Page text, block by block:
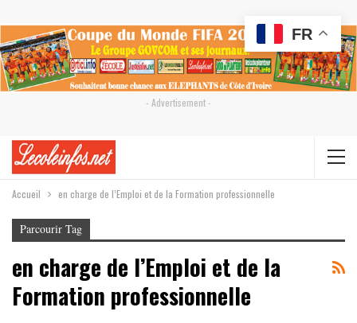
- Advertisement -
Accueil en charge de l’Emploi et de la Formation professionnelle
Parcourir Tag
en charge de l’Emploi et de la
Formation professionnelle
FR